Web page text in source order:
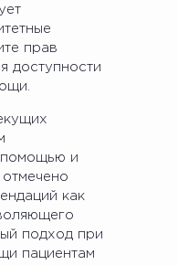
прав
доступности
помощью и
как
подход при
пациентам